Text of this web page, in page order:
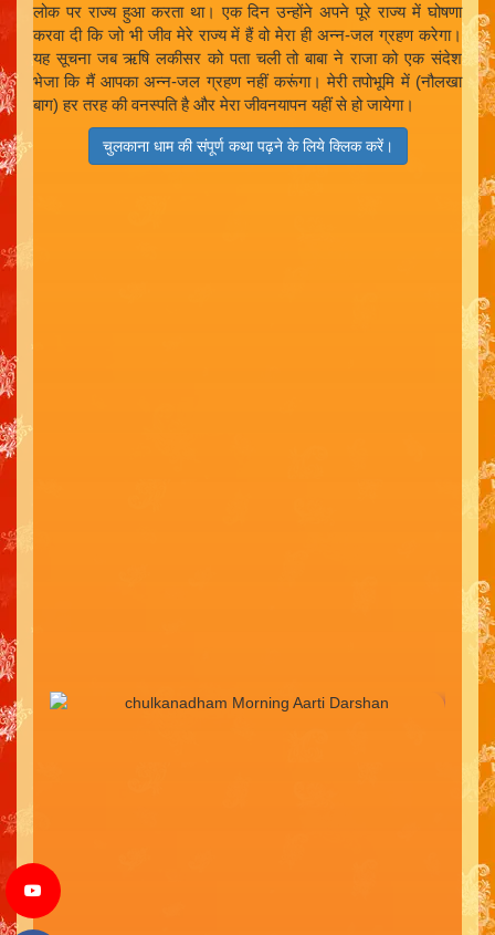
लोक पर राज्य हुआ करता था। एक दिन उन्होंने अपने पूरे राज्य में घोषणा
करवा दी कि जो भी जीव मेरे राज्य में हैं वो मेरा ही अन्न-जल ग्रहण करेगा।
यह सूचना जब ऋषि लकीसर को पता चली तो बाबा ने राजा को एक संदेश
भेजा कि मैं आपका अन्न-जल ग्रहण नहीं करूंगा। मेरी तपोभूमि में (नौलखा
बाग) हर तरह की वनस्पति है और मेरा जीवनयापन यहीं से हो जायेगा।
चुलकाना धाम की संपूर्ण कथा पढ़ने के लिये क्लिक करें।